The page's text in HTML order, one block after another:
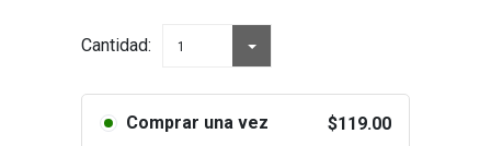
Cantidad:
LifeCell
1
Comprar una vez $119.00